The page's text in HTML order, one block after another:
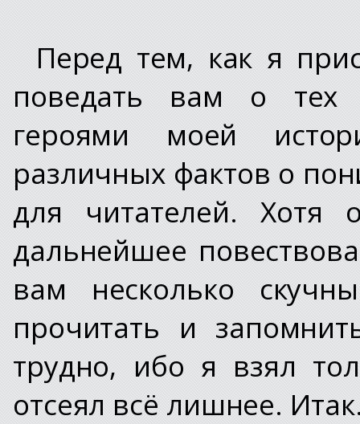
Перед тем, как я
поведать вам о тех
героями моей
различных фактов о
для читателей.
дальнейшее
вам несколько
прочитать и
трудно, ибо я взял
отсеял всё лишнее.